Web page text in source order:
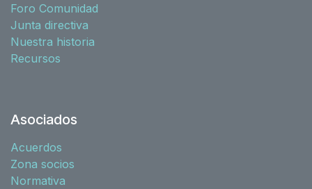
Foro Comunidad
Junta directiva
Nuestra historia
Recursos
Asociados
Acuerdos
Zona socios
Normativa